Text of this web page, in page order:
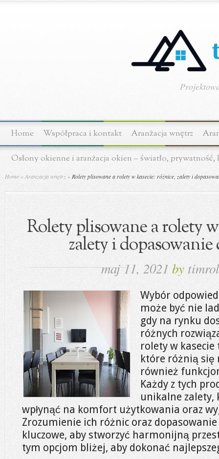
Home Współpraca i kontakt Aranżacja wnętrz
Osłony okienne i aranżacja okien – światło,
Home »Aranżacja wnętrz » Rolety plisowane a rolety w kasecie: różnice, zalety i
Rolety plisowane a rolety
zalety i
maj 11, 2021 by
Wybór
może być nie
gdy na rynku
różnych
rolety w
które różnią się
również
Każdy z tych
unikalne zalety,
wpłynąć na komfort użytkowania oraz
Zrozumienie ich różnic oraz
kluczowe, aby stworzyć harmonijną
tym opcjom bliżej, aby dokonać